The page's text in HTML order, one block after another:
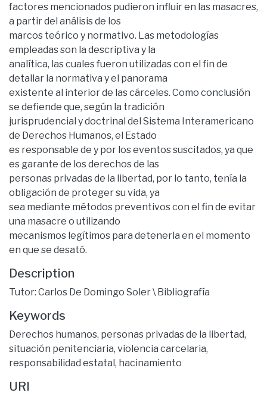
factores mencionados pudieron influir en las masacres,
a partir del análisis de los
marcos teórico y normativo. Las metodologías
empleadas son la descriptiva y la
analítica, las cuales fueron utilizadas con el fin de
detallar la normativa y el panorama
existente al interior de las cárceles. Como conclusión
se defiende que, según la tradición
jurisprudencial y doctrinal del Sistema Interamericano
de Derechos Humanos, el Estado
es responsable de y por los eventos suscitados, ya que
es garante de los derechos de las
personas privadas de la libertad, por lo tanto, tenía la
obligación de proteger su vida, ya
sea mediante métodos preventivos con el fin de evitar
una masacre o utilizando
mecanismos legítimos para detenerla en el momento
en que se desató.
Description
Tutor: Carlos De Domingo Soler \ Bibliografía
Keywords
Derechos humanos, personas privadas de la libertad,
situación penitenciaria, violencia carcelaria,
responsabilidad estatal, hacinamiento
URI